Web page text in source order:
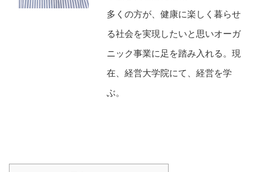
多くの方が、健康に楽しく暮らせ
る社会を実現したいと思いオーガ
ニック事業に足を踏み入れる。現
在、経営大学院にて、経営を学
ぶ。